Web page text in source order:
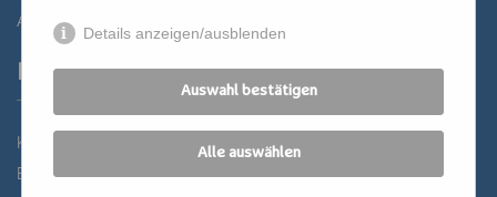
AGB
Partner
Katholisches Bildungswerk Wien
Bildung Regional
Details anzeigen/ausblenden
Auswahl bestätigen
Alle auswählen